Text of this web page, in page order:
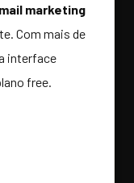
marketing
Com mais de
interface
free.